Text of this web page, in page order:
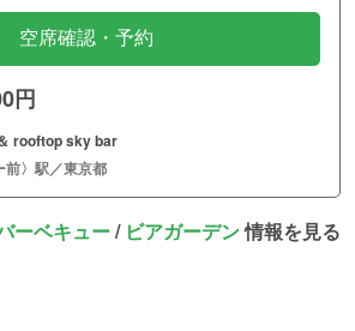
空席確認・予約
円
rooftop sky bar
前〉駅／東京都
ーベキュー/ ビアガーデン情報を見る